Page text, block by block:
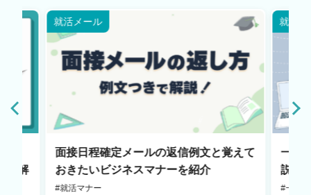
を解
就活メール
面接日程確定メールの返信例文と覚えて
おきたいビジネスマナーを紹介
#就活マナー
就活メ
一次
説！
#一次